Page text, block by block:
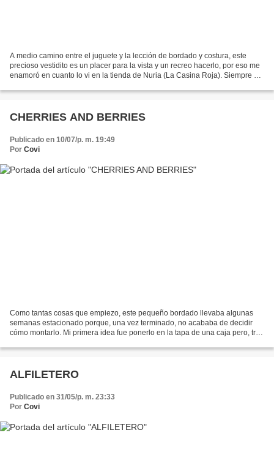
A medio camino entre el juguete y la lección de bordado y costura, este
precioso vestidito es un placer para la vista y un recreo hacerlo, por eso me
enamoró en cuanto lo vi en la tienda de Nuria (La Casina Roja). Siempre me
CHERRIES AND BERRIES
Publicado en 10/07/p. m. 19:49
Por Covi
Como tantas cosas que empiezo, este pequeño bordado llevaba algunas
semanas estacionado porque, una vez terminado, no acababa de decidir
cómo montarlo. Mi primera idea fue ponerlo en la tapa de una caja pero, tras
ALFILETERO
Publicado en 31/05/p. m. 23:33
Por Covi